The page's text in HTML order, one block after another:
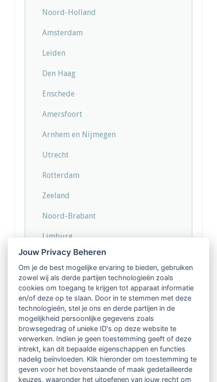
Noord-Holland
Amsterdam
Leiden
Den Haag
Enschede
Amersfoort
Arnhem en Nijmegen
Utrecht
Rotterdam
Zeeland
Noord-Brabant
Limburg
Overige
Nieuwsoverzicht
Jouw Privacy Beheren
Om je de best mogelijke ervaring te bieden, gebruiken
zowel wij als derde partijen technologieën zoals
cookies om toegang te krijgen tot apparaat informatie
en/of deze op te slaan. Door in te stemmen met deze
technologieën, stel je ons en derde partijen in de
mogelijkheid persoonlijke gegevens zoals
browsegedrag of unieke ID's op deze website te
verwerken. Indien je geen toestemming geeft of deze
intrekt, kan dit bepaalde eigenschappen en functies
nadelig beïnvloeden. Klik hieronder om toestemming te
geven voor het bovenstaande of maak gedetailleerde
keuzes, waaronder het uitoefenen van jouw recht om